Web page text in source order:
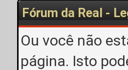
Fórum da Real -
Ou você não
página. Isto